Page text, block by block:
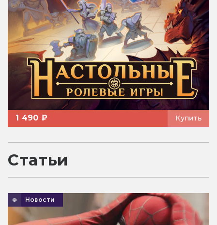
1 490 ₽ Купить
Статьи
Новости